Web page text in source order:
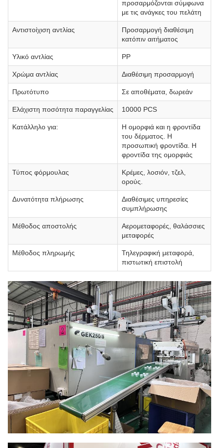
προσαρμόζονται σύμφωνα
με τις ανάγκες του πελάτη
Αντιστοίχιση αντλίας
Προσαρμογή διαθέσιμη
κατόπιν αιτήματος
Υλικό αντλίας PP
Χρώμα αντλίας Διαθέσιμη προσαρμογή
Πρωτότυπο Σε αποθέματα, δωρεάν
Ελάχιστη ποσότητα παραγγελίας 10000 PCS
Κατάλληλο για:
Η ομορφιά και η φροντίδα
του δέρματος. Η
προσωπική φροντίδα. Η
φροντίδα της ομορφιάς
Τύπος φόρμουλας
Κρέμες, λοσιόν, τζελ,
ορούς.
Δυνατότητα πλήρωσης
Διαθέσιμες υπηρεσίες
συμπλήρωσης
Μέθοδος αποστολής
Αερομεταφορές, θαλάσσιες
μεταφορές
Μέθοδος πληρωμής
Τηλεγραφική μεταφορά,
πιστωτική επιστολή